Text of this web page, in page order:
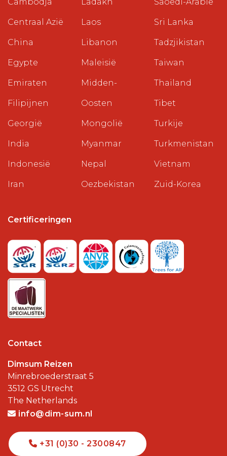
Centraal Azië
China
Egypte
Emiraten
Filipijnen
Georgië
India
Indonesië
Iran
Laos
Libanon
Maleisië
Midden-
Oosten
Mongolië
Myanmar
Nepal
Oezbekistan
Sri Lanka
Tadzjikistan
Taiwan
Thailand
Tibet
Turkije
Turkmenistan
Vietnam
Zuid-Korea
Certificeringen
Contact
Dimsum Reizen
Minrebroederstraat 5
3512 GS Utrecht
The Netherlands
info@dim-sum.nl
+31 (0)30 - 2300847